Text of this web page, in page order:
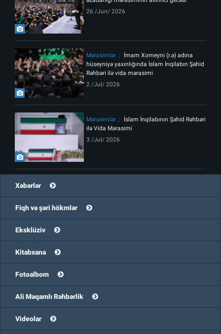
26 /Jun/ 2026
Mərasimlər
İmam Xomeyni (r.ə) adına
hüseyniyə yaxınlığında İslam İnqilabın Şəhid
Rəhbəri ilə vida mərasimi
2 /Jul/ 2026
Mərasimlər
İslam İnqilabının Şəhid Rəhbəri
ilə Vida Mərasimi
3 /Jul/ 2026
Xəbərlər
Fiqh və şəri hökmlər
Eksklüziv
Kitabxana
Fotoalbom
Ali Məqamlı Rəhbərlik
Videolar